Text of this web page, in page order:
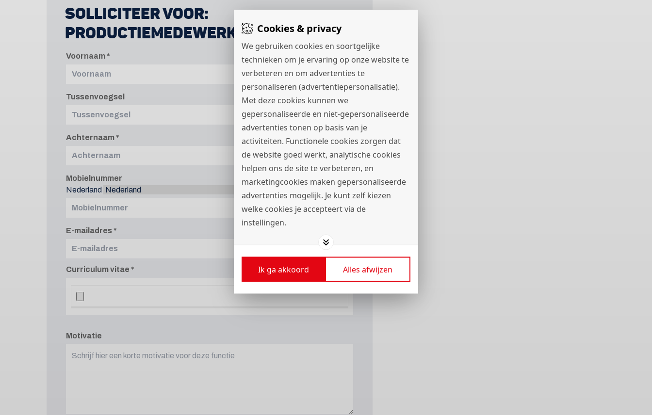
Cookies & privacy
We gebruiken cookies en soortgelijke
technieken om je ervaring op onze website te
verbeteren en om advertenties te
personaliseren (advertentiepersonalisatie).
Met deze cookies kunnen we
gepersonaliseerde en niet-gepersonaliseerde
advertenties tonen op basis van je
activiteiten. Functionele cookies zorgen dat
de website goed werkt, analytische cookies
helpen ons de site te verbeteren, en
marketingcookies maken gepersonaliseerde
advertenties mogelijk. Je kunt zelf kiezen
welke cookies je accepteert via de
instellingen.
Ik ga akkoord Alles afwijzen
SOLLICITEER VOOR:
PRODUCTIEMEDEWERKER COMPOSIET
Voornaam
Tussenvoegsel
Achternaam
Mobielnummer
Nederland
E-mailadres
Curriculum vitae
Motivatie